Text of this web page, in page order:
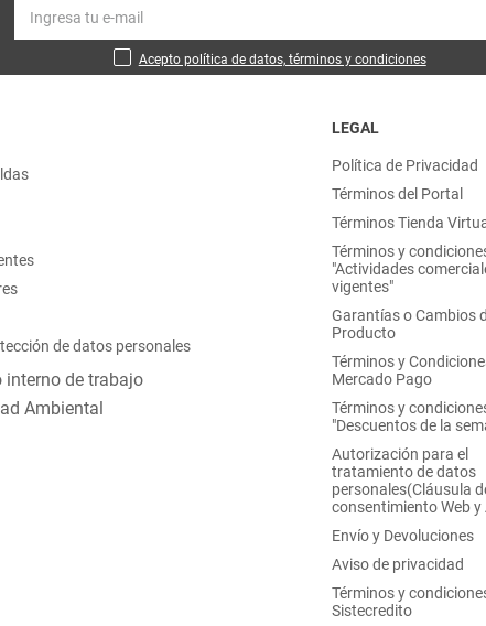
Acepto política de datos, términos y condiciones
de datos personales
interno de trabajo
Ambiental
LEGAL
Política de Privacidad
Términos del Portal
Términos Tienda
Términos y
"Actividades
vigentes"
Garantías o Cambios
Producto
Términos y
Mercado Pago
Términos y
"Descuentos de la
Autorización para el
tratamiento de datos
personales(Cláusula
consentimiento Web y
Envío y Devoluciones
Aviso de privacidad
Términos y
Sistecredito